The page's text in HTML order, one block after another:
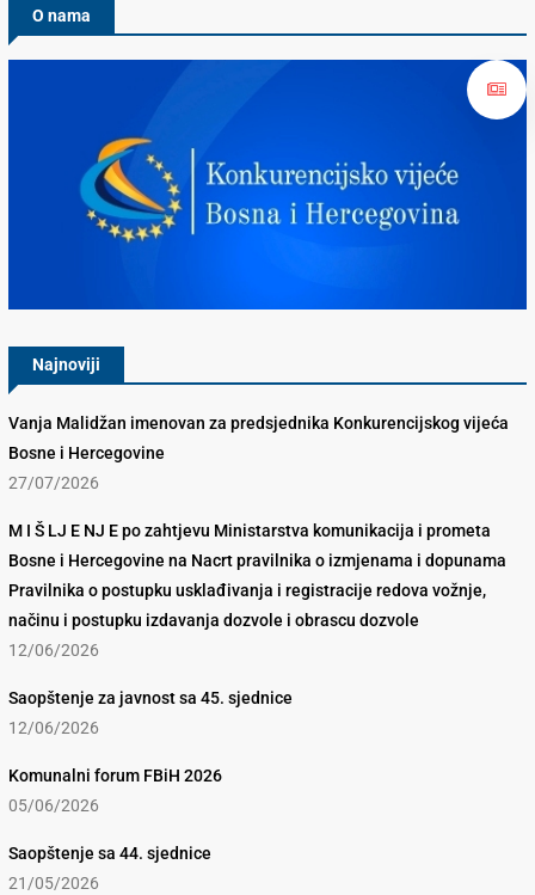
O nama
Najnoviji
Vanja Malidžan imenovan za predsjednika Konkurencijskog vijeća
Bosne i Hercegovine
27/07/2026
M I Š LJ E NJ E po zahtjevu Ministarstva komunikacija i prometa
Bosne i Hercegovine na Nacrt pravilnika o izmjenama i dopunama
Pravilnika o postupku usklađivanja i registracije redova vožnje,
načinu i postupku izdavanja dozvole i obrascu dozvole
12/06/2026
Saopštenje za javnost sa 45. sjednice
12/06/2026
Komunalni forum FBiH 2026
05/06/2026
Saopštenje sa 44. sjednice
21/05/2026